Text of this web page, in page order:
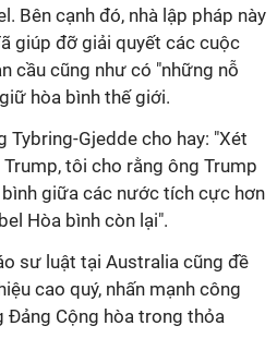
Bên cạnh đó, nhà lập pháp này
giúp đỡ giải quyết các cuộc
cầu cũng như có "những nỗ
hòa bình thế giới.
Tybring-Gjedde cho hay: "Xét
tôi cho rằng ông Trump
giữa các nước tích cực hơn
Hòa bình còn lại".
sư luật tại Australia cũng đề
cao quý, nhấn mạnh công
Đảng Cộng hòa trong thỏa